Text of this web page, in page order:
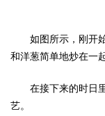
如图所示，刚开
和洋葱简单地炒在一
在接下来的时日
艺。